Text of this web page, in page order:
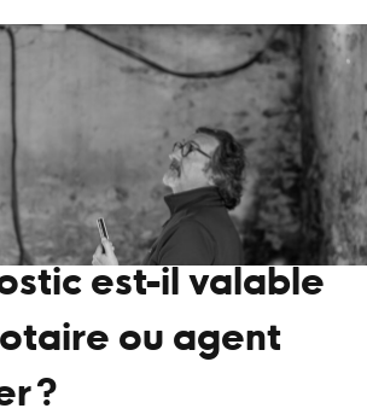
est-il valable
ou agent
?